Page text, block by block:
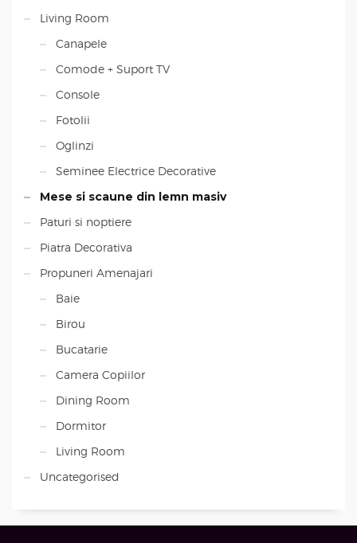
Living Room
Canapele
Comode + Suport TV
Console
Fotolii
Oglinzi
Seminee Electrice Decorative
Mese si scaune din lemn masiv
Paturi si noptiere
Piatra Decorativa
Propuneri Amenajari
Baie
Birou
Bucatarie
Camera Copiilor
Dining Room
Dormitor
Living Room
Uncategorised